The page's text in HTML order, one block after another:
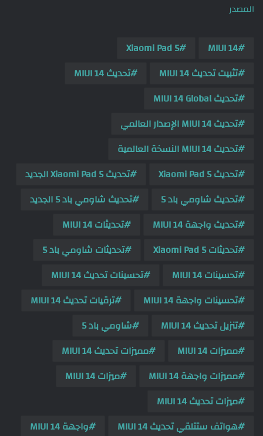
المصدر
MIUI 14
Xiaomi Pad 5
تثبيت تحديث MIUI 14
تحديث MIUI 14
تحديث MIUI 14 Global
تحديث MIUI 14 الإصدار العالمي
تحديث MIUI 14 النسخة العالمية
تحديث Xiaomi Pad 5
تحديث Xiaomi Pad 5 الجديد
تحديث شاومي باد 5
تحديث شاومي باد 5 الجديد
تحديث واجهة MIUI 14
تحديثات MIUI 14
تحديثات Xiaomi Pad 5
تحديثات شاومي باد 5
تحسينات MIUI 14
تحسينات تحديث MIUI 14
تحسينات واجهة MIUI 14
ترقيات تحديث MIUI 14
تنزيل تحديث MIUI 14
شاومي باد 5
مميزات MIUI 14
مميزات تحديث MIUI 14
مميزات واجهة MIUI 14
ميزات MIUI 14
ميزات تحديث MIUI 14
هواتف ستتلقي تحديث MIUI 14
واجهة MIUI 14